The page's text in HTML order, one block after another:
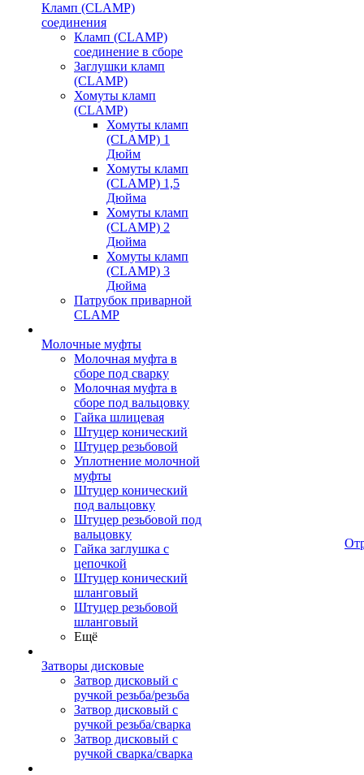
Кламп (CLAMP)
соединения
Кламп (CLAMP)
соединение в сборе
Заглушки кламп
(CLAMP)
Хомуты кламп
(CLAMP)
Хомуты кламп
(CLAMP) 1
Дюйм
Хомуты кламп
(CLAMP) 1,5
Дюйма
Хомуты кламп
(CLAMP) 2
Дюйма
Хомуты кламп
(CLAMP) 3
Дюйма
Патрубок приварной
CLAMP
Молочные муфты
Молочная муфта в
сборе под сварку
Молочная муфта в
сборе под вальцовку
Гайка шлицевая
Штуцер конический
Штуцер резьбовой
Уплотнение молочной
муфты
Штуцер конический
под вальцовку
Штуцер резьбовой под
вальцовку
Гайка заглушка с
цепочкой
Штуцер конический
шланговый
Штуцер резьбовой
шланговый
Ещё
Затворы дисковые
Затвор дисковый с
ручкой резьба/резьба
Затвор дисковый с
ручкой резьба/сварка
Затвор дисковый с
ручкой сварка/сварка